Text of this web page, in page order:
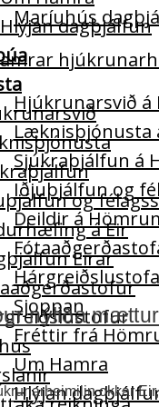
Hlýjan dagþjálfun
og
á Eir
Eirar
Maríuhús
Hjúkrunarsvið
Læknisþjónusta
Sjúkraþjálfun á
Iðjuþjálfun og
Deildir á
Sjoppan
Fréttir frá
Um Hamra
Hlýjan
nýliða
okkar